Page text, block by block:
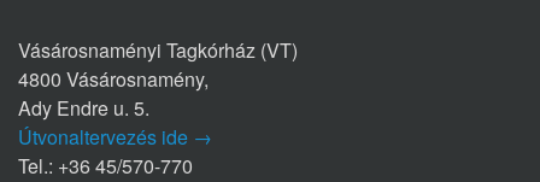
Vásárosnaményi Tagkórház (VT)
4800 Vásárosnamény,
Ady Endre u. 5.
Útvonaltervezés ide →
Tel.: +36 45/570-770